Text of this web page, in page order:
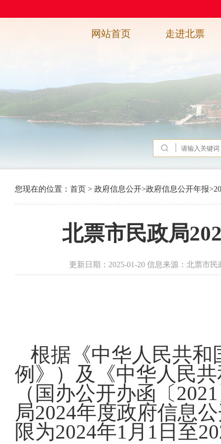
网站首页 走进北票
您现在的位置： 首页 > 政府信息公开>政府信息公开年报>
北票市民政局
更新日期：2025-01-20 信息来源：北票市
根据《中华人民共
例》）及《中华人民
（国办公开办函〔
局2024年度政府信息
限为2024年1月1日至